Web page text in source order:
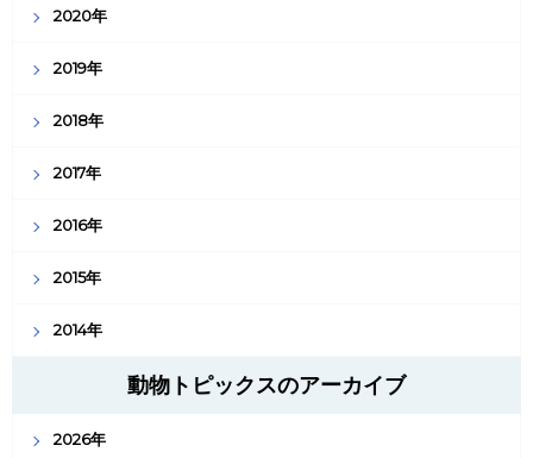
2020年
2019年
2018年
2017年
2016年
2015年
2014年
動物トピックスのアーカイブ
2026年